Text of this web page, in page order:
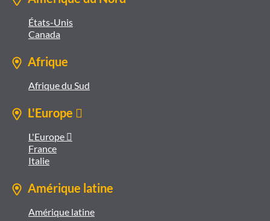
États-Unis
Canada
Afrique
Afrique du Sud
L'Europe 
L'Europe 
France
Italie
Amérique latine
Amérique latine